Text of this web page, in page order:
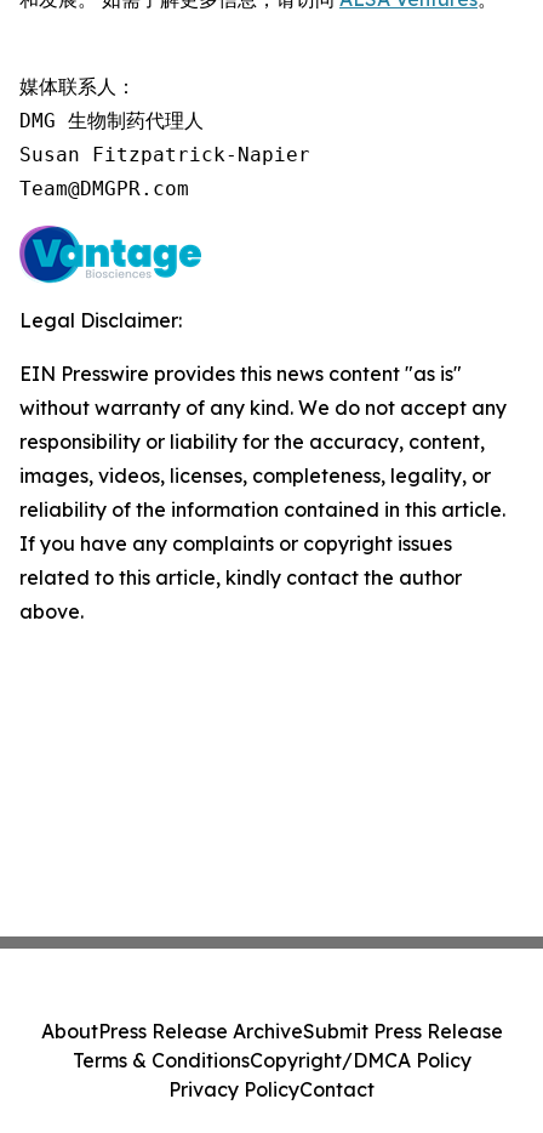
媒体联系人：
DMG 生物制药代理人
Susan Fitzpatrick-Napier
Team@DMGPR.com
Legal Disclaimer:
EIN Presswire provides this news content "as is"
without warranty of any kind. We do not accept any
responsibility or liability for the accuracy, content,
images, videos, licenses, completeness, legality, or
reliability of the information contained in this article.
If you have any complaints or copyright issues
related to this article, kindly contact the author
above.
AboutPress Release ArchiveSubmit Press Release
Terms & ConditionsCopyright/DMCA Policy
Privacy PolicyContact